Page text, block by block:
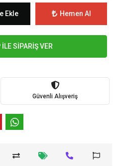
Ekle Hemen Al
SİPARİŞ VER
Güvenli Alışveriş